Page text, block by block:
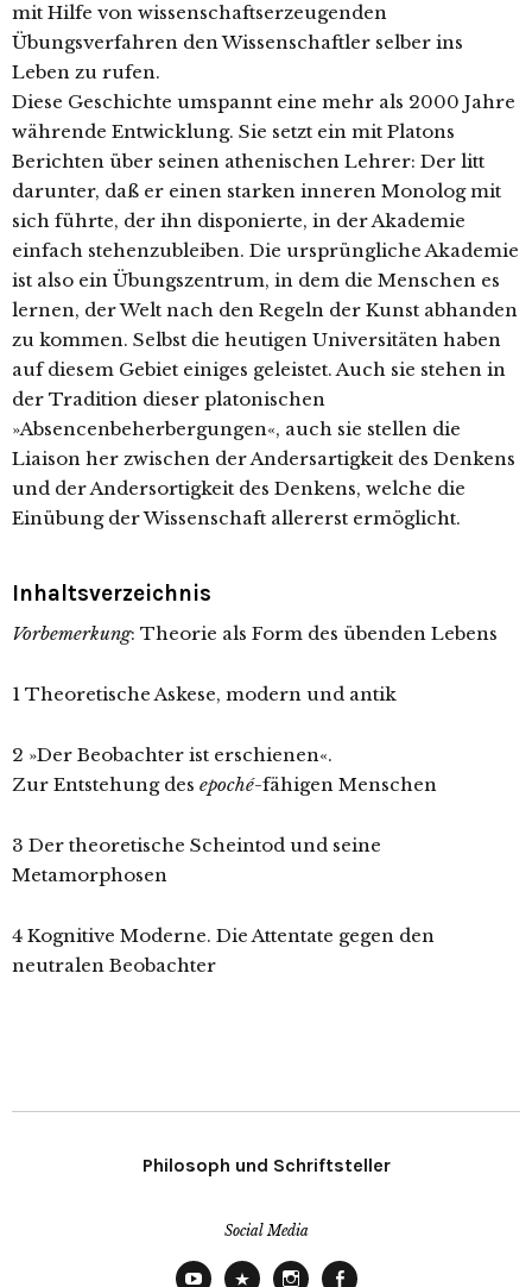
mit Hilfe von wissenschaftserzeugenden
Übungsverfahren den Wissenschaftler selber ins
Leben zu rufen.
Diese Geschichte umspannt eine mehr als 2000 Jahre
währende Entwicklung. Sie setzt ein mit Platons
Berichten über seinen athenischen Lehrer: Der litt
darunter, daß er einen starken inneren Monolog mit
sich führte, der ihn disponierte, in der Akademie
einfach stehenzubleiben. Die ursprüngliche Akademie
ist also ein Übungszentrum, in dem die Menschen es
lernen, der Welt nach den Regeln der Kunst abhanden
zu kommen. Selbst die heutigen Universitäten haben
auf diesem Gebiet einiges geleistet. Auch sie stehen in
der Tradition dieser platonischen
»Absencenbeherbergungen«, auch sie stellen die
Liaison her zwischen der Andersartigkeit des Denkens
und der Andersortigkeit des Denkens, welche die
Einübung der Wissenschaft allererst ermöglicht.
Inhaltsverzeichnis
Vorbemerkung: Theorie als Form des übenden Lebens
1 Theoretische Askese, modern und antik
2 »Der Beobachter ist erschienen«.
Zur Entstehung des epoché-fähigen Menschen
3 Der theoretische Scheintod und seine
Metamorphosen
4 Kognitive Moderne. Die Attentate gegen den
neutralen Beobachter
Philosoph und Schriftsteller
Social Media